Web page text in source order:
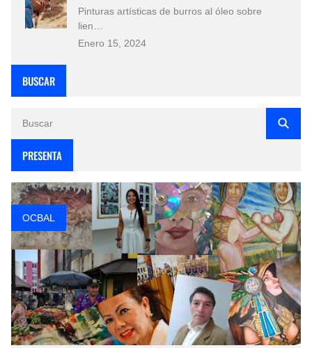
Pinturas artísticas de burros al óleo sobre
lien…
Enero 15, 2024
BUSCAR
PRESENTA
OCBAL